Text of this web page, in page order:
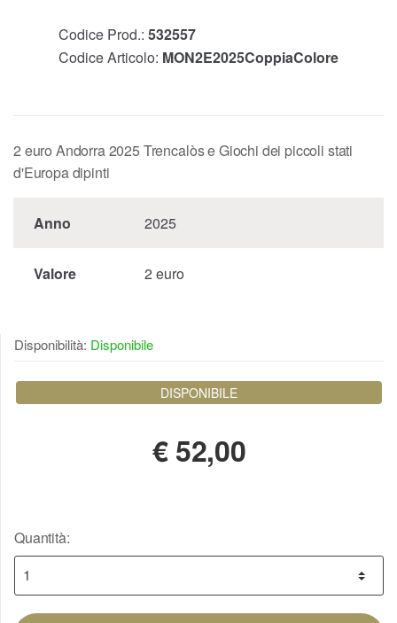
Codice Prod.: 532557
Codice Articolo: MON2E2025CoppiaColore
2 euro Andorra 2025 Trencalòs e Giochi dei piccoli stati
d'Europa dipinti
Anno 2025
Valore 2 euro
Disponibilità: Disponibile
DISPONIBILE
€52,00
Quantità: